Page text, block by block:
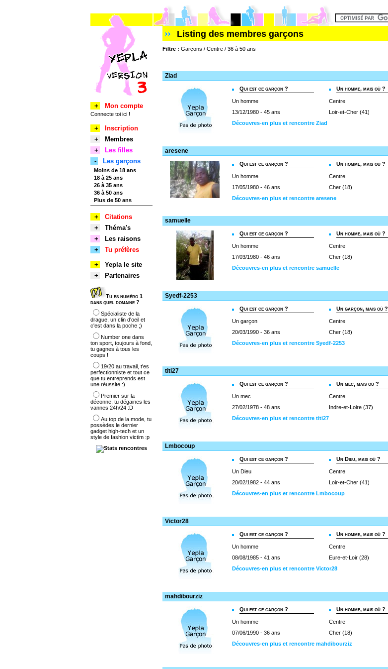
Listing des membres garçons
Filtre : Garçons / Centre / 36 à 50 ans
Ziad
Qui est ce garçon ?
Un homme
13/12/1980 - 45 ans
Un homme, mais où ?
Centre
Loir-et-Cher (41)
Découvres-en plus et rencontre Ziad
aresene
Qui est ce garçon ?
Un homme
17/05/1980 - 46 ans
Un homme, mais où ?
Centre
Cher (18)
Découvres-en plus et rencontre aresene
samuelle
Qui est ce garçon ?
Un homme
17/03/1980 - 46 ans
Un homme, mais où ?
Centre
Cher (18)
Découvres-en plus et rencontre samuelle
Syedf-2253
Qui est ce garçon ?
Un garçon
20/03/1990 - 36 ans
Un garçon, mais où ?
Centre
Cher (18)
Découvres-en plus et rencontre Syedf-2253
titi27
Qui est ce garçon ?
Un mec
27/02/1978 - 48 ans
Un mec, mais où ?
Centre
Indre-et-Loire (37)
Découvres-en plus et rencontre titi27
Lmbocoup
Qui est ce garçon ?
Un Dieu
20/02/1982 - 44 ans
Un Dieu, mais où ?
Centre
Loir-et-Cher (41)
Découvres-en plus et rencontre Lmbocoup
Victor28
Qui est ce garçon ?
Un homme
08/08/1985 - 41 ans
Un homme, mais où ?
Centre
Eure-et-Loir (28)
Découvres-en plus et rencontre Victor28
mahdibourziz
Qui est ce garçon ?
Un homme
07/06/1990 - 36 ans
Un homme, mais où ?
Centre
Cher (18)
Découvres-en plus et rencontre mahdibourziz
+ Mon compte
Connecte toi ici !
+
Inscription
+
Membres
+
Les filles
-
Les garçons
Moins de 18 ans
18 à 25 ans
26 à 35 ans
36 à 50 ans
Plus de 50 ans
+
Citations
+
Théma's
+
Les raisons
+
Tu préfères
+
Yepla le site
+
Partenaires
Tu es numéro 1
dans quel domaine ?
Spécialiste de la
drague, un clin d'oeil et
c'est dans la poche ;)
Number one dans
ton sport, toujours à fond,
tu gagnes à tous les
coups !
19/20 au travail, t'es
perfectionniste et tout ce
que tu entreprends est
une réussite :)
Premier sur la
déconne, tu dégaines les
vannes 24h/24 :D
Au top de la mode, tu
possèdes le dernier
gadget high-tech et un
style de fashion victim :p